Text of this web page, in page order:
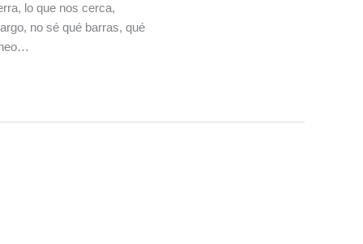
lo que nos cerca,
no sé qué barras, qué